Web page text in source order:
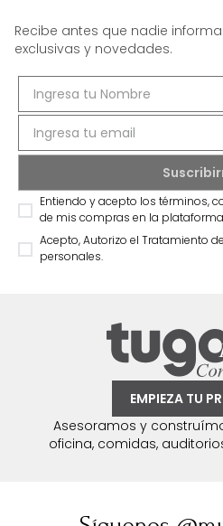
Recibe antes que nadie
exclusivas y novedades.
Entiendo y acepto los términos,
de mis compras en la plataforma
Acepto, Autorizo el Tratamiento
personales.
EMPIEZA TU
Asesoramos y
oficina, comidas,